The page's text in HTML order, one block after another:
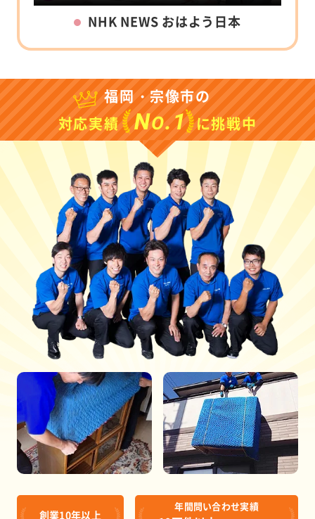
NHK NEWS おはよう日本
福岡・宗像市の
対応実績
NO.1 に挑戦中
創業10年以上
年間問い合わせ実績